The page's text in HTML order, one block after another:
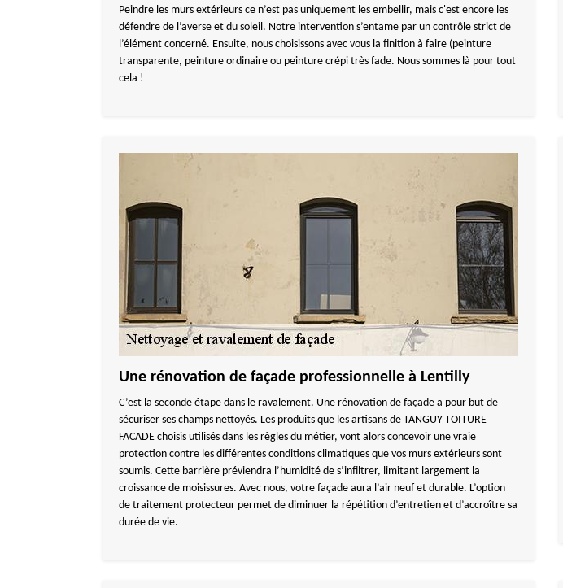
Peindre les murs extérieurs ce n’est pas uniquement les embellir, mais c'est encore les
défendre de l’averse et du soleil. Notre intervention s’entame par un contrôle strict de
l’élément concerné. Ensuite, nous choisissons avec vous la finition à faire (peinture
transparente, peinture ordinaire ou peinture crépi très fade. Nous sommes là pour tout
cela !
Une rénovation de façade professionnelle à Lentilly
C’est la seconde étape dans le ravalement. Une rénovation de façade a pour but de
sécuriser ses champs nettoyés. Les produits que les artisans de TANGUY TOITURE
FACADE choisis utilisés dans les règles du métier, vont alors concevoir une vraie
protection contre les différentes conditions climatiques que vos murs extérieurs sont
soumis. Cette barrière préviendra l’humidité de s’infiltrer, limitant largement la
croissance de moisissures. Avec nous, votre façade aura l’air neuf et durable. L’option
de traitement protecteur permet de diminuer la répétition d’entretien et d’accroître sa
durée de vie.